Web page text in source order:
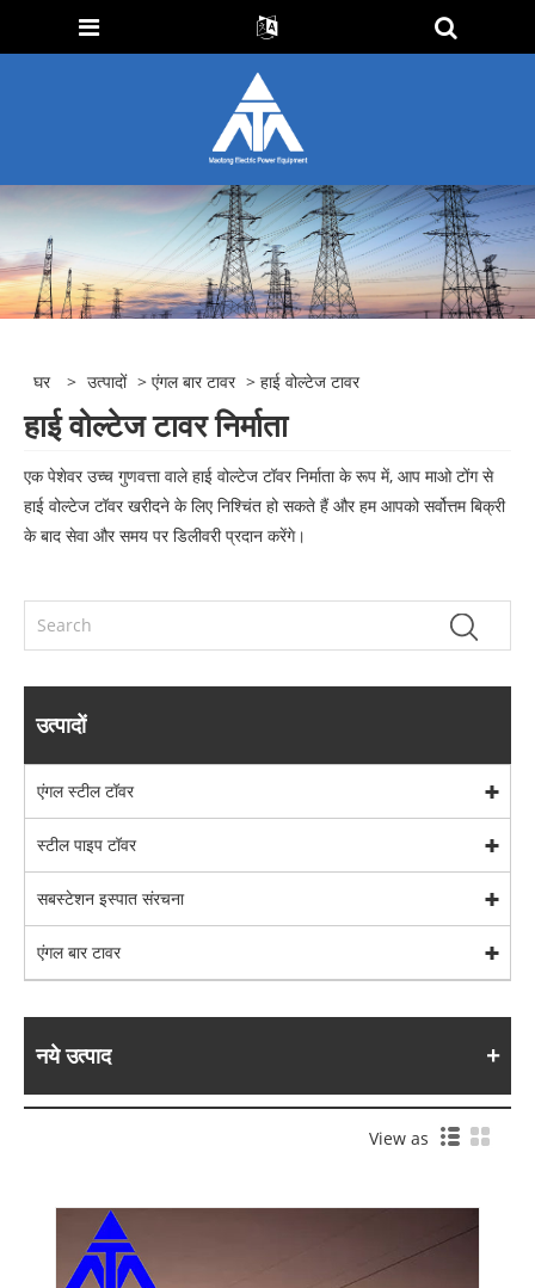
घर > उत्पादों >एंगल बार टावर > हाई वोल्टेज टावर
हाई वोल्टेज टावर निर्माता
एक पेशेवर उच्च गुणवत्ता वाले हाई वोल्टेज टॉवर निर्माता के रूप में, आप माओ टोंग से
हाई वोल्टेज टॉवर खरीदने के लिए निश्चिंत हो सकते हैं और हम आपको सर्वोत्तम बिक्री
के बाद सेवा और समय पर डिलीवरी प्रदान करेंगे।
उत्पादों
एंगल स्टील टॉवर
स्टील पाइप टॉवर
सबस्टेशन इस्पात संरचना
एंगल बार टावर
नये उत्पाद
View as